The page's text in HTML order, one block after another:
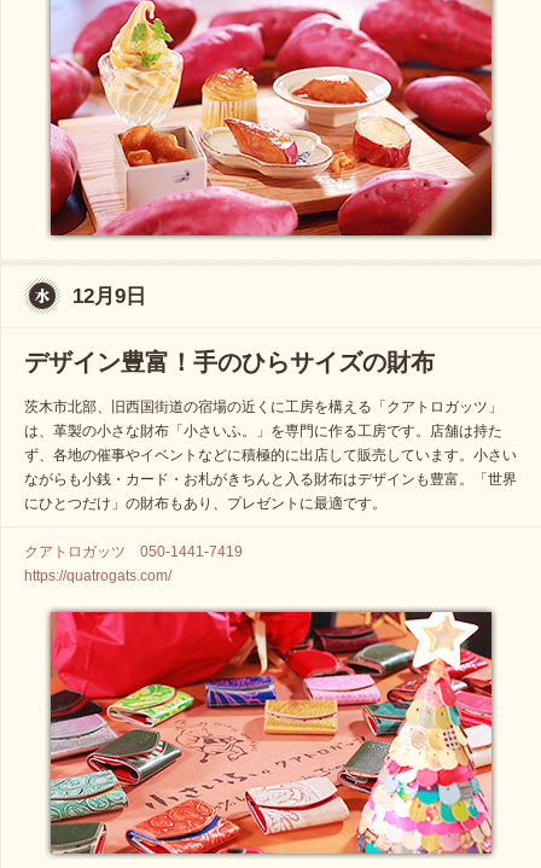
12月9日
デザイン豊富！手のひらサイズの財布
茨木市北部、旧西国街道の宿場の近くに工房を構える「クアトロガッツ」
は、革製の小さな財布「小さいふ。」を専門に作る工房です。店舗は持た
ず、各地の催事やイベントなどに積極的に出店して販売しています。小さい
ながらも小銭・カード・お札がきちんと入る財布はデザインも豊富。「世界
にひとつだけ」の財布もあり、プレゼントに最適です。
クアトロガッツ 050-1441-7419
https://quatrogats.com/